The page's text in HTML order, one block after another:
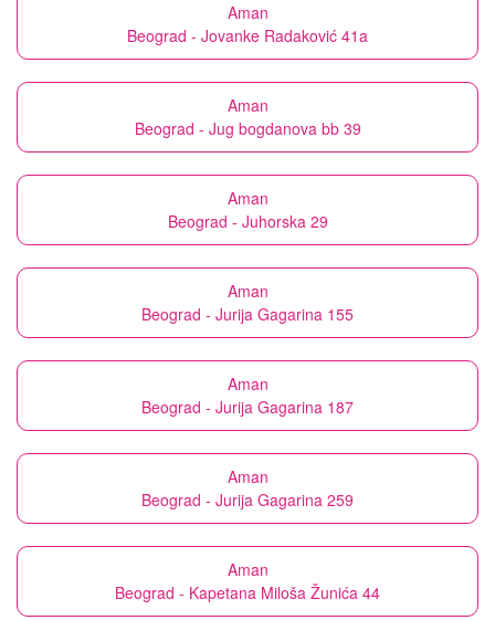
Aman
Beograd - Jovanke Radaković 41a
Aman
Beograd - Jug bogdanova bb 39
Aman
Beograd - Juhorska 29
Aman
Beograd - Jurija Gagarina 155
Aman
Beograd - Jurija Gagarina 187
Aman
Beograd - Jurija Gagarina 259
Aman
Beograd - Kapetana Miloša Žunića 44